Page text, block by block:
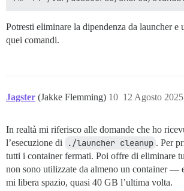
Potresti eliminare la dipendenza da launcher e
quei comandi.
Jagster (Jakke Flemming) 12 Agosto
10
In realtà mi riferisco alle domande che ho
l’esecuzione di
./launcher cleanup . Per
tutti i container fermati. Poi offre di eliminare
non sono utilizzate da almeno un container —
mi libera spazio, quasi 40 GB l’ultima volta.